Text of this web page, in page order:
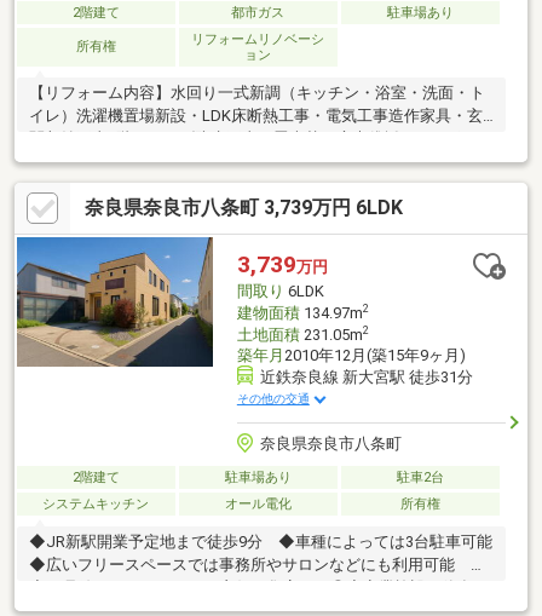
2階建て 都市ガス 駐車場あり
所有権
リフォームリノベーシ
ョン
【リフォーム内容】水回り一式新調（キッチン・浴室・洗面・ト
イレ）洗濯機置場新設・LDK床断熱工事・電気工事造作家具・玄
関収納工事2階ベランダ防水工事・畳表替え庭木伐採・カーポート
撤去工事【周辺環境施設】・ならコープ コープ七条：徒歩約10
分・ココカラファイン 七条店：徒歩約10分・ファミリーマート 奈
良六条西店：徒歩約13分・ローソン 奈良石木町店：徒歩約14分・
イオンタウン富雄南：徒歩約26分・京西中学校：徒歩約34分・六
条小学校：徒歩約24分・西ノ京みどりの園保育園：徒歩約16分・
大和郡山九条郵便局：徒歩約10分ご覧いただきありがとうござい
ます♪是非お気軽にお問い合わせください♪
奈良県奈良市八条町 3,739万円 6LDK
3,739万円
間取り 6LDK
建物面積134.97m2
土地面積231.05m2
築年月 2010年12月(築15年9ヶ月)
近鉄奈良線 新大宮駅 徒歩31分
その他の交通
奈良県奈良市八条町
2階建て 駐車場あり
駐車2台
システムキッチン
オール電化 所有権
◆JR新駅開業予定地まで徒歩9分 ◆車種によっては3台駐車可能
◆広いフリースペースでは事務所やサロンなどにも利用可能
店、買い物施設も充実